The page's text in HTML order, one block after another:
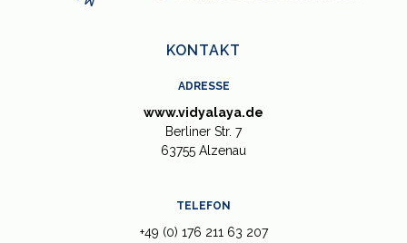
KONTAKT
ADRESSE
www.vidyalaya.de
Berliner Str. 7
63755 Alzenau
TELEFON
+49 (0) 176 211 63 207